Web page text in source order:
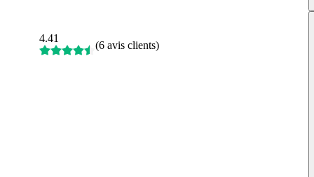
4.41
(6 avis clients)